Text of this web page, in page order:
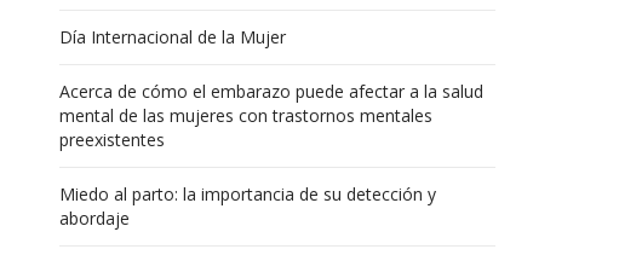
Día Internacional de la Mujer
Acerca de cómo el embarazo puede afectar a la salud
mental de las mujeres con trastornos mentales
preexistentes
Miedo al parto: la importancia de su detección y
abordaje